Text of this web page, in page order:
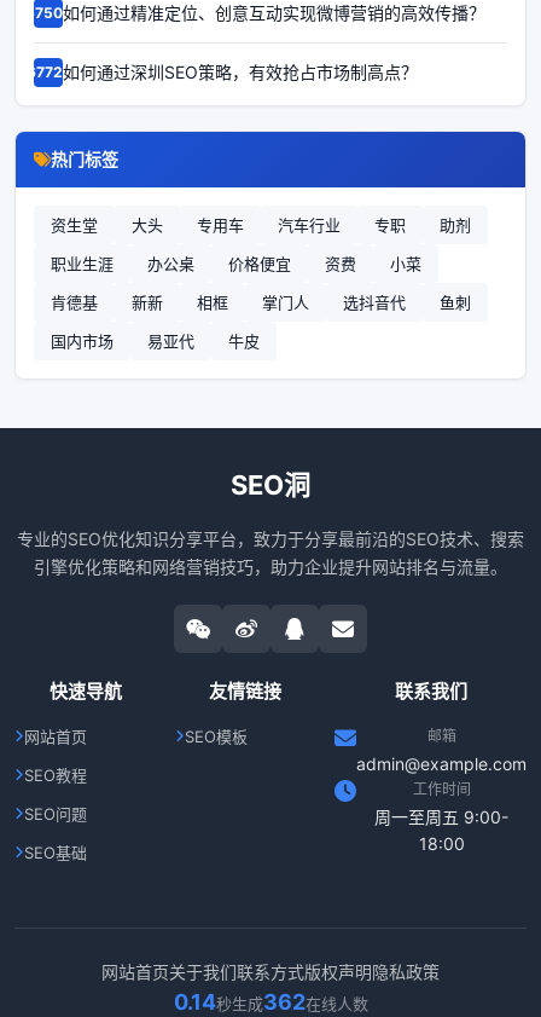
67509如何通过精准定位、创意互动实现微博营销的高效传播？
67727如何通过深圳SEO策略，有效抢占市场制高点？
热门标签
资生堂 大头 专用车 汽车行业 专职
助剂
职业生涯
办公桌 价格便宜 资费
小菜
肯德基
新新 相框 掌门人 选抖音代
鱼刺
国内市场
易亚代 牛皮
SEO洞
专业的SEO优化知识分享平台，致力于分享最前沿的SEO技术、搜索
引擎优化策略和网络营销技巧，助力企业提升网站排名与流量。
快速导航
网站首页
SEO教程
SEO问题
SEO基础
友情链接
SEO模板
联系我们
邮箱
admin@example.com
工作时间
周一至周五 9:00-
18:00
网站首页关于我们联系方式版权声明隐私政策
0.14秒生成362在线人数